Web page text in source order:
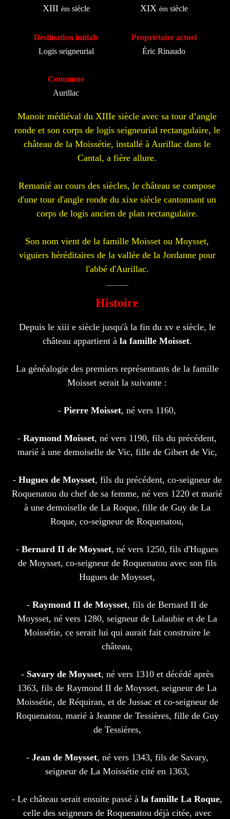
XIII èm siècle XIX èm siècle
Destination initiale
Logis seigneurial
Propriétaire actuel
Éric Rinaudo
Commune
Aurillac
Manoir médiéval du XIIIe siècle avec sa tour d’angle
ronde et son corps de logis seigneurial rectangulaire, le
château de la Moissétie, installé à Aurillac dans le
Cantal, a fière allure.
Remanié au cours des siècles, le château se compose
d'une tour d'angle ronde du xixe siècle cantonnant un
corps de logis ancien de plan rectangulaire.
Son nom vient de la famille Moisset ou Moysset,
viguiers héréditaires de la vallée de la Jordanne pour
l'abbé d'Aurillac.
Histoire
Depuis le xiii e siècle jusqu'à la fin du xv e siècle, le
château appartient à la famille Moisset.
La généalogie des premiers représentants de la famille
Moisset serait la suivante :
- Pierre Moisset, né vers 1160,
- Raymond Moisset, né vers 1190, fils du précédent,
marié à une demoiselle de Vic, fille de Gibert de Vic,
- Hugues de Moysset, fils du précédent, co-seigneur de
Roquenatou du chef de sa femme, né vers 1220 et marié
à une demoiselle de La Roque, fille de Guy de La
Roque, co-seigneur de Roquenatou,
- Bernard II de Moysset, né vers 1250, fils d'Hugues
de Moysset, co-seigneur de Roquenatou avec son fils
Hugues de Moysset,
- Raymond II de Moysset, fils de Bernard II de
Moysset, né vers 1280, seigneur de Lalaubie et de La
Moissétie, ce serait lui qui aurait fait construire le
château,
- Savary de Moysset, né vers 1310 et décédé après
1363, fils de Raymond II de Moysset, seigneur de La
Moissétie, de Réquiran, et de Jussac et co-seigneur de
Roquenatou, marié à Jeanne de Tessières, fille de Guy
de Tessières,
- Jean de Moysset, né vers 1343, fils de Savary,
seigneur de La Moissétie cité en 1363,
- Le château serait ensuite passé à la famille La Roque,
celle des seigneurs de Roquenatou déjà citée, avec